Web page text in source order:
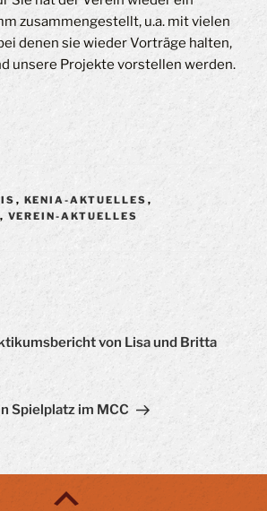
zusammengestellt, u.a. mit vielen
denen sie wieder Vorträge halten,
unsere Projekte vorstellen werden.
, KENIA-AKTUELLES ,
, VEREIN-AKTUELLES
von Lisa und Britta
Spielplatz im MCC